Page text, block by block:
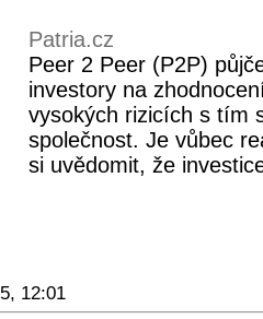
Patria.cz
Peer 2 Peer (P2P)
investory na
vysokých rizicích s tím
společnost. Je vůbec
si uvědomit, že
12:01